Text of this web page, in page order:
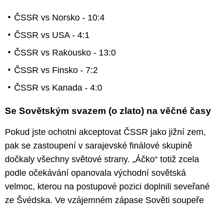
ČSSR vs Norsko - 10:4
ČSSR vs USA - 4:1
ČSSR vs Rakousko - 13:0
ČSSR vs Finsko - 7:2
ČSSR vs Kanada - 4:0
Se Sovětským svazem (o zlato) na věčné časy
Pokud jste ochotni akceptovat ČSSR jako jižní zem,
pak se zastoupení v sarajevské finálové skupině
dočkaly všechny světové strany. „Áčko“ totiž zcela
podle očekávání opanovala východní sovětská
velmoc, kterou na postupové pozici doplnili seveřané
ze Švédska. Ve vzájemném zápase Sověti soupeře